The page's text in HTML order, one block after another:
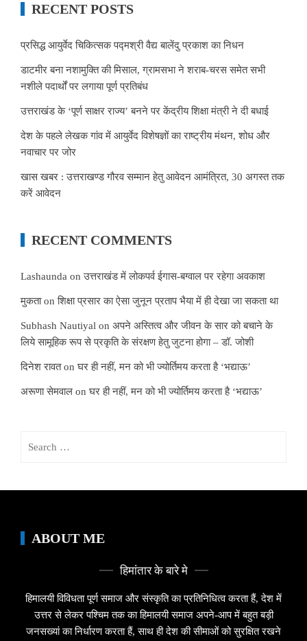
RECENT POSTS
प्रसिद्ध आयुर्वेद चिकित्सक पद्मश्री वैद्य बालेंदु प्रकाश का निधन
डाटमीर बना नशामुक्ति की मिसाल, ग्रामसभा ने शराब-चरस समेत सभी
नशीले पदार्थों पर लगाया पूर्ण प्रतिबंध
उत्तराखंड के ‘पूर्ण साक्षर राज्य’ बनने पर केंद्रीय शिक्षा मंत्री ने दी बधाई
देश के पहले लेखक गांव में आयुर्वेद विशेषज्ञों का राष्ट्रीय मंथन, शोध और
नवाचार पर जोर
खास खबर : उत्तराखण्ड गौरव सम्मान हेतु आवेदन आमंत्रित, 30 अगस्त तक
करें आवेदन
RECENT COMMENTS
Lashaunda onउत्तराखंड में लोकपर्व ईगास-बग्वाल पर रहेगा अवकाश
मुकताonशिक्षा प्रसार का ऐसा जुनून प्रताप भैया में ही देखा जा सकता था
Subhash Nautiyal on अपने अस्तित्व और जीवन के सार को बचाने के
लिये सामूहिक रूप से प्रकृति के संरक्षण हेतु जुटना होगा – डॉ. जोशी
दिनेश रावतonघर ही नहीं, मन को भी ज्योर्तिमय करता है ‘भद्याऊ’
अरूणा सेमवाल onघर ही नहीं, मन को भी ज्योर्तिमय करता है ‘भद्याऊ’
ABOUT ME
हिमांतार के बारे मे
हिमालयी विविधता पूर्ण समाज और संस्कृति का प्रतिनिधित्व करता हैं, देश में
उत्तर से लेकर पश्चिम तक का हिमालयी समाज अपने-आप में बहुत बड़ी
जनसख्यां का निर्धारण करता हैं, साथ ही देश की सीमाओं को सुरक्षित रखने